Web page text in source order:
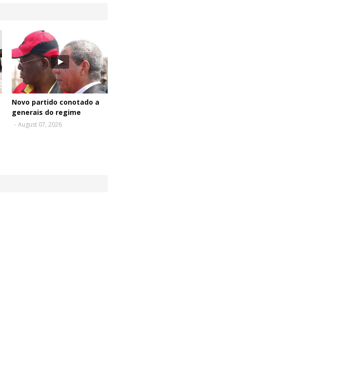
Novo partido conotado a
generais do regime
- August 07, 2026